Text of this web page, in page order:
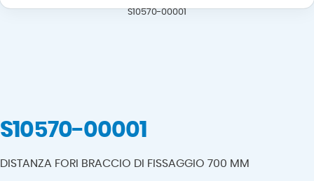
S10570-00001
S10570-00001
DISTANZA FORI BRACCIO DI FISSAGGIO 700 MM